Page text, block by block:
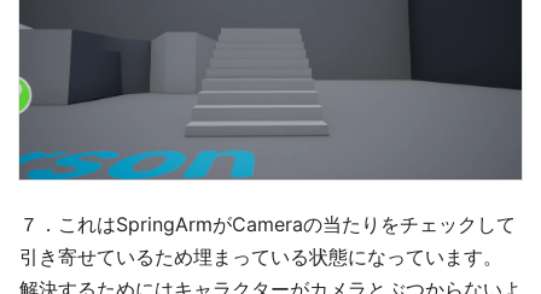
７．これはSpringArmがCameraの当たりをチェックして
引き寄せているため埋まっている状態になっています。